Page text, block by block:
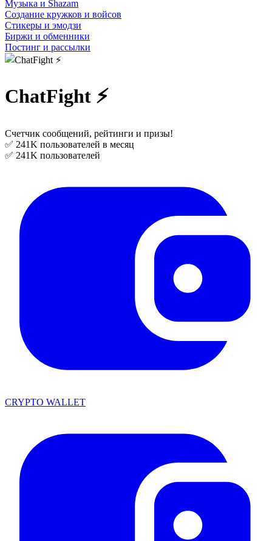
Музыка и Shazam
Создание кружков и войсов
Стикеры и эмодзи
Биржи и обменники
Постинг и рассылки
ChatFight ⚡️
Счетчик сообщений, рейтинги и призы!
✅ 241K пользователей в месяц
✅ 241K пользователей
CRYPTO WALLET